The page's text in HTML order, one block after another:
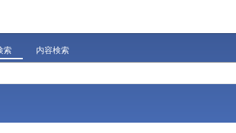
索 内容検索